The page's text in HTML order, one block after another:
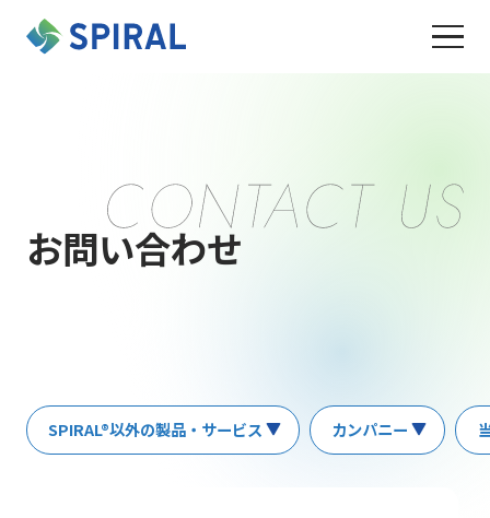
お問い合わせ
SPIRAL®以外の製品・サービス カンパニー